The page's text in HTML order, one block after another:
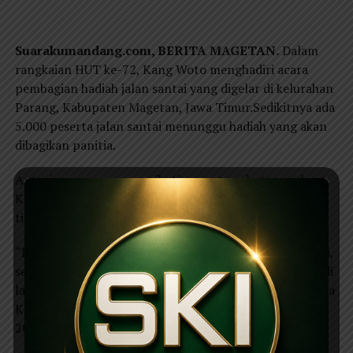
Suarakumandang.com, BERITA MAGETAN.Dalam
rangkaian HUT ke-72, Kang Woto menghadiri acara
pembagian hadiah jalan santai yang digelar di kelurahan
Parang, Kabupaten Magetan, Jawa Timur.Sedikitnya ada
5.000 peserta jalan santai menunggu hadiah yang akan
dibagikan panitia.
Antusiasme warga mengikuti acara tersebut, membuat
Kang Woto dan rombonganya merasa terharu seperti
tidak percaya.
“Luar biasa antusiasme masyarakat Parang Magetan ini,
semangatnya hebat, dari pagi sudah ramai berkumpul di
lapangan bersama keluarga dan teman-temannya,” kata
Kang Woto bakal calon bupati Magetan periode 2018-
2023.